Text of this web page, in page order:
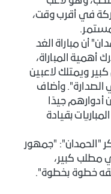
في أقرب وقت،
أن مباراة الغد
أهمية المباراة،
ويمتلك لاعبين
الصدارة". وأضاف
أدوارهم جيدًا
بقيادة
"الحمدان": "جمهور
مطلب كبير،
خطوة بخطوة".